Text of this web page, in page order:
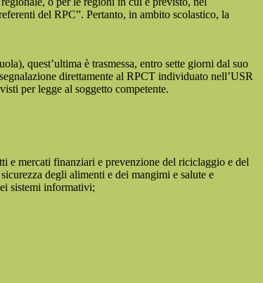
del RPC”. Pertanto, in ambito scolastico, la
quest’ultima è trasmessa, entro sette giorni dal suo
direttamente al RPCT individuato nell’USR
per legge al soggetto competente.
e mercati finanziari e prevenzione del riciclaggio e del
degli alimenti e dei mangimi e salute e
sistemi informativi;